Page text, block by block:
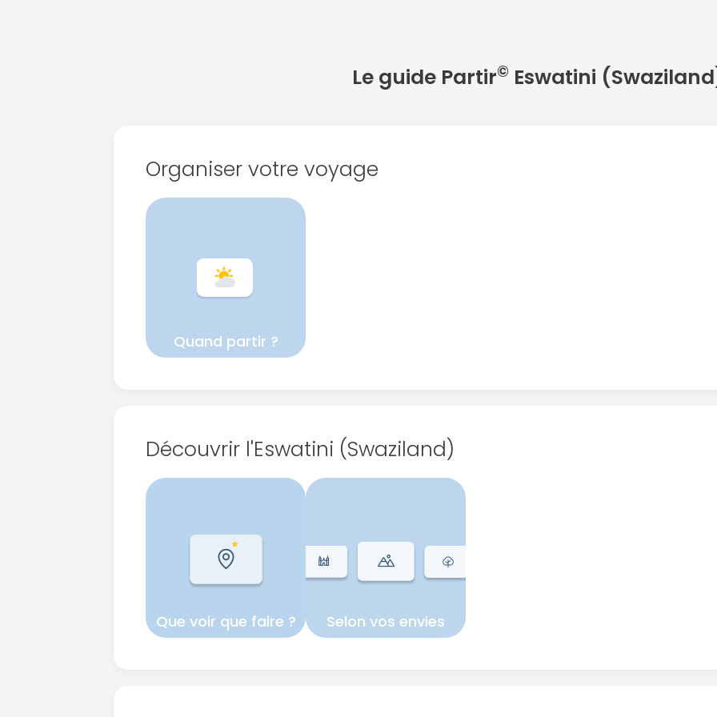
Le guide Partir© Eswatini
Organiser votre voyage
Quand partir ?
Découvrir l'Eswatini (Swaziland)
Que voir que faire ? Selon vos envies